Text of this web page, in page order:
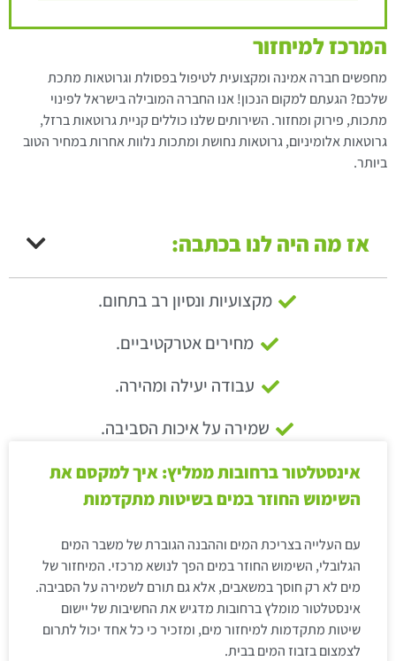
המרכז למיחזור
מחפשים חברה אמינה ומקצועית לטיפול בפסולת וגרוטאות מתכת
שלכם? הגעתם למקום הנכון! אנו החברה המובילה בישראל לפינוי
מתכות, פירוק ומחזור. השירותים שלנו כוללים קניית גרוטאות ברזל,
גרוטאות אלומיניום, גרוטאות נחושת ומתכות נלוות אחרות במחיר הטוב
ביותר.
אז מה היה לנו בכתבה:
מקצועיות ונסיון רב בתחום.
מחירים אטרקטיביים.
עבודה יעילה ומהירה.
שמירה על איכות הסביבה.
אינסטלטור ברחובות ממליץ: איך למקסם את
השימוש החוזר במים בשיטות מתקדמות
עם העלייה בצריכת המים וההבנה הגוברת של משבר המים
הגלובלי, השימוש החוזר במים הפך לנושא מרכזי. המיחזור של
מים לא רק חוסך במשאבים, אלא גם תורם לשמירה על הסביבה.
אינסטלטור מומלץ ברחובות מדגיש את החשיבות של יישום
שיטות מתקדמות למיחזור מים, ומזכיר כי כל אחד יכול לתרום
לצמצום בזבוז המים בבית.